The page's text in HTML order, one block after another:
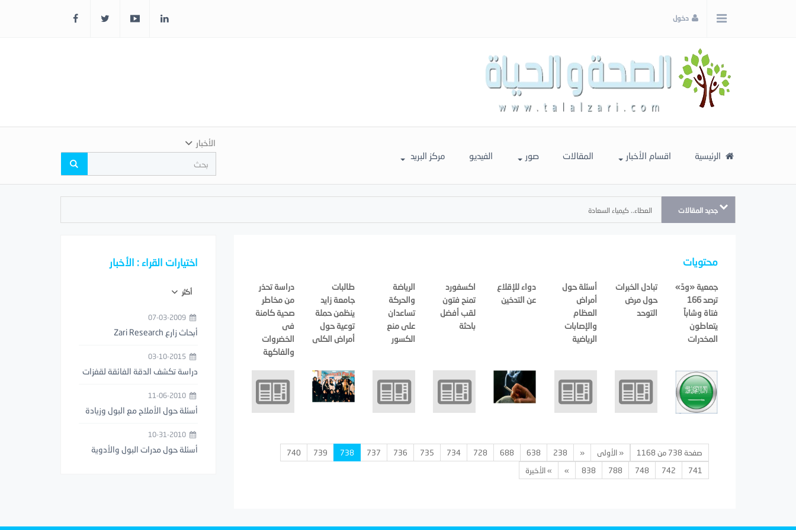
دخول
الرئيسية اقسام الأخبار المقالات صور الفيديو مركز البريد
الأخبار
جديد المقالات العطاء.. كيمياء السعادة
محتويات
جمعية «ودّ»
ترصد 166
فتاة وشاباً
يتعاطون
المخدرات
تبادل الخبرات
حول مرض
التوحد
أسئلة حول
أمراض
العظام
والإصابات
الرياضية
دواء للإقلاع
عن التدخين
اكسفورد
تمنح فتون
لقب أفضل
باحثة
الرياضة
والحركة
تساعدان
على منع
الكسور
طالبات
جامعة زايد
ينظمن حملة
توعية حول
أمراض الكلى
دراسة تحذر
من مخاطر
صحية كامنة
فى
الخضروات
والفاكهة
صفحة 738 من 1168 « الأولى «
238
638
688
728
734
735
736
737
738
739
740
741
742
748
788
838
» » الأخيرة
اختيارات القراء : الأخبار
أكثر
07-03-2009
أبحاث زارع Zari Research
03-10-2015
دراسة تكشف الدقة الفائقة لقفزات
11-06-2010
أسئلة حول الأملاح مع البول وزيادة
10-31-2010
أسئلة حول مدرات البول والأدوية